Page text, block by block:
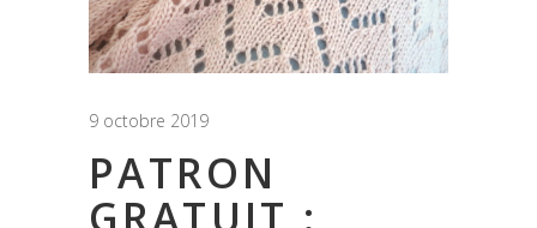
9 octobre 2019
PATRON